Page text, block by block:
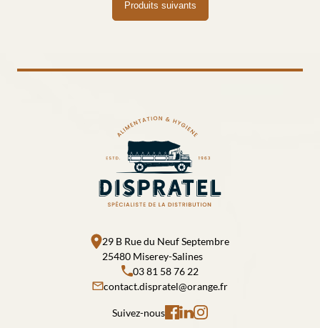
Produits suivants
29 B Rue du Neuf Septembre
25480 Miserey-Salines
03 81 58 76 22
contact.dispratel@orange.fr
Suivez-nous